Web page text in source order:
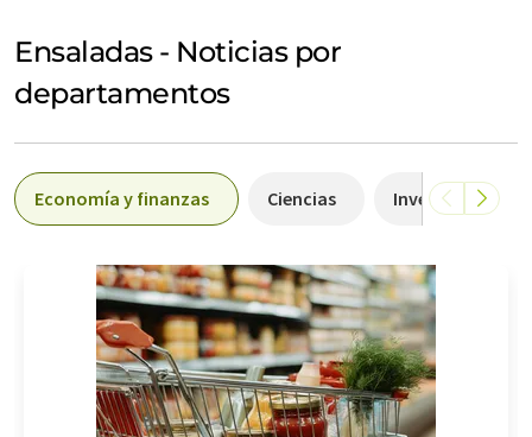
Ensaladas - Noticias por
departamentos
Economía y finanzas Ciencias Investigación y